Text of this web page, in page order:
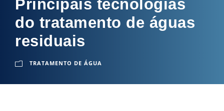
Principais tecnologias
do tratamento de águas
residuais
TRATAMENTO DE ÁGUA